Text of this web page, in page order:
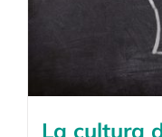
La cultura